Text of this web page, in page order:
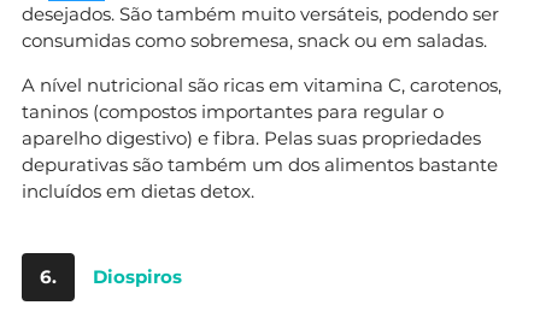
desejados. São também muito versáteis, podendo ser
consumidas como sobremesa, snack ou em saladas.
A nível nutricional são ricas em vitamina C, carotenos,
taninos (compostos importantes para regular o
aparelho digestivo) e fibra. Pelas suas propriedades
depurativas são também um dos alimentos bastante
incluídos em dietas detox.
6. Diospiros